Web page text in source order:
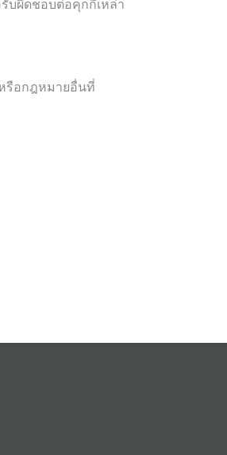
บผิดชอบต่อคุกกี้เหล่า
รือกฎหมายอื่นที่